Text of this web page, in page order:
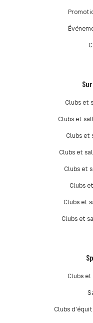
Clubs et
Clubs et
Clubs et
Clubs et
Clubs et
Clubs
Clubs et
Clubs et
Clubs
Clubs